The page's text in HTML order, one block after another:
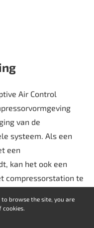
Air Control
van de
systeem. Als een
een
kan het ook een
compressorstation te
browse the site, you are
cookies.